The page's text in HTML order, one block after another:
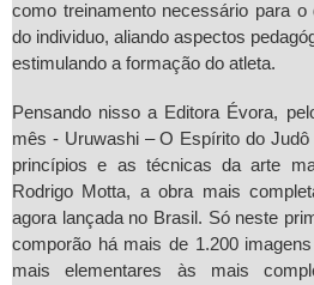
como treinamento necessário para o
do individuo, aliando aspectos
estimulando a formação do atleta.
Pensando nisso a Editora Évora,
mês - Uruwashi – O Espírito do
princípios e as técnicas da arte
Rodrigo Motta, a obra mais
agora lançada no Brasil. Só neste
comporão há mais de 1.200
mais elementares às mais